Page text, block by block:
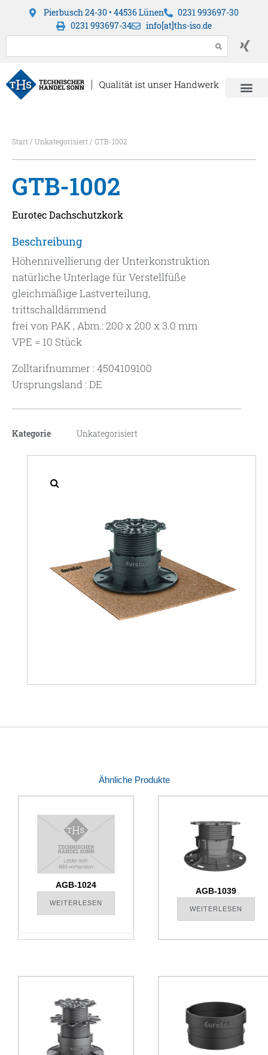
Pierbusch 24-30 • 44536 Lünen
0231 993697-30
0231 993697-34
info[at]ths-iso.de
Start/ Unkategorisiert/ GTB-1002
GTB-1002
Eurotec Dachschutzkork
Beschreibung
Höhennivellierung der Unterkonstruktion
natürliche Unterlage für Verstellfüße
gleichmäßige Lastverteilung,
trittschalldämmend
frei von PAK , Abm.: 200 x 200 x 3.0 mm
VPE = 10 Stück
Zolltarifnummer : 4504109100
Ursprungsland : DE
Kategorie Unkategorisiert
Ähnliche Produkte
AGB-1024
WEITERLESEN
AGB-1039
WEITERLESEN